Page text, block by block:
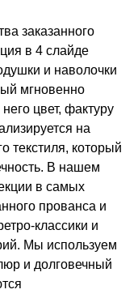
заказанного
в 4 слайде
и наволочки
мгновенно
цвет, фактуру
на
текстиля, который
В нашем
в самых
прованса и
классики и
Мы используем
и долговечный